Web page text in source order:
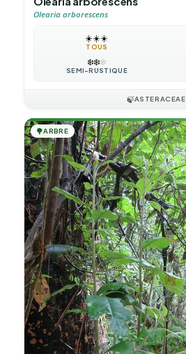
Olearia arborescens
☀️☀️☀️
TOUS
❄️❄️❄️
SEMI-RUSTIQUE
🍃ASTERACEAE
🌳ARBRE